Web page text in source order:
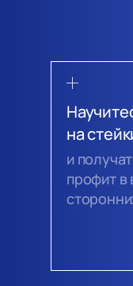
на
и
профит в